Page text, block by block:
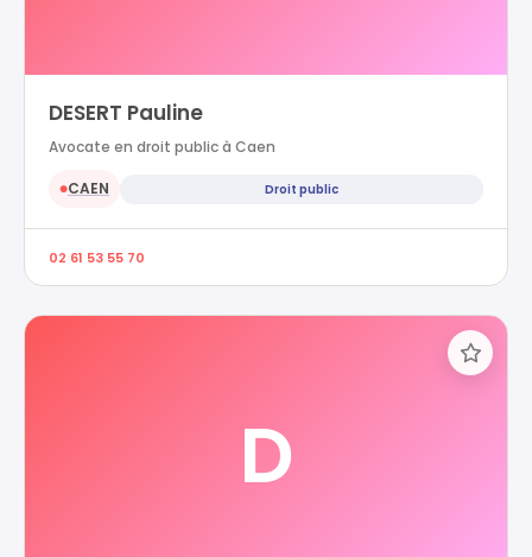
DESERT Pauline
Avocate en droit public à Caen
●CAEN Droit public
02 61 53 55 70
D